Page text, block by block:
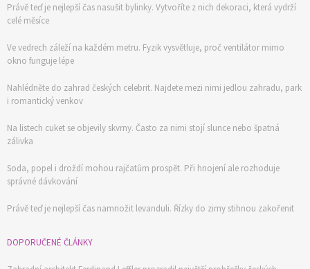
Právě teď je nejlepší čas nasušit bylinky. Vytvoříte z nich dekoraci, která vydrží
celé měsíce
Ve vedrech záleží na každém metru. Fyzik vysvětluje, proč ventilátor mimo
okno funguje lépe
Nahlédněte do zahrad českých celebrit. Najdete mezi nimi jedlou zahradu, park
i romantický venkov
Na listech cuket se objevily skvrny. Často za nimi stojí slunce nebo špatná
zálivka
Soda, popel i droždí mohou rajčatům prospět. Při hnojení ale rozhoduje
správné dávkování
Právě teď je nejlepší čas namnožit levanduli. Řízky do zimy stihnou zakořenit
DOPORUČENÉ ČLÁNKY